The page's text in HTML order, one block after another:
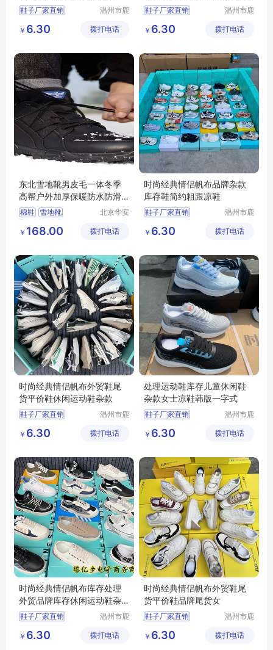
鞋子厂家直销
地摊鞋子批发
底价鞋批发
温州市鹿
步鞋行
￥ 6.30 拨打电话
款
鞋子厂家直销
地摊鞋子批发
底价鞋批发
温州市鹿
步鞋行
￥ 6.30 拨打电话
东北雪地靴男皮毛一体冬季
高帮户外加厚保暖防水防滑
羊毛男士棉鞋
棉鞋 雪地靴
北京华安
护用品有
￥ 168.00 拨打电话
时尚经典情侣帆布品牌杂款
库存鞋简约粗跟凉鞋
鞋子厂家直销
地摊鞋子批发
底价鞋批发
温州市鹿
步鞋行
￥ 6.30 拨打电话
时尚经典情侣帆布外贸鞋尾
货平价鞋休闲运动鞋杂款
鞋子厂家直销
地摊鞋子批发
底价鞋批发
温州市鹿
步鞋行
￥ 6.30 拨打电话
处理运动鞋库存儿童休闲鞋
杂款女士凉鞋韩版一字式
鞋子厂家直销
地摊鞋子批发
底价鞋批发
温州市鹿
步鞋行
￥ 6.30 拨打电话
时尚经典情侣帆布库存处理
外贸品牌库存休闲运动鞋杂
款
鞋子厂家直销
地摊鞋子批发
温州市鹿
步鞋行
￥ 6.30 拨打电话
时尚经典情侣帆布外贸鞋尾
货平价鞋品牌尾货女
鞋子厂家直销
地摊鞋子批发
温州市鹿
步鞋行
￥ 6.30 拨打电话